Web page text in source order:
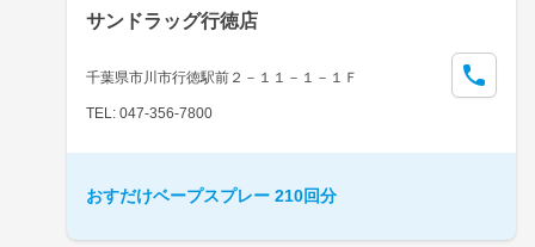
サンドラッグ行徳店
千葉県市川市行徳駅前２－１１－１－１Ｆ
TEL: 047-356-7800
おすだけベープスプレー 210回分